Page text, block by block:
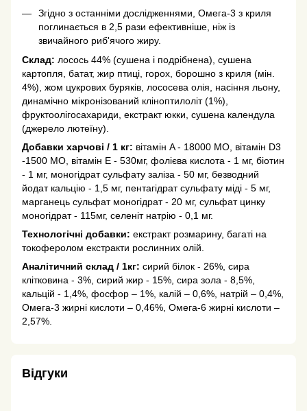
Згідно з останніми дослідженнями, Омега-3 з криля
поглинається в 2,5 рази ефективніше, ніж із
звичайного риб'ячого жиру.
Склад: лосось 44% (сушена і подрібнена), сушена
картопля, батат, жир птиці, горох, борошно з криля (мін.
4%), жом цукрових буряків, лососева олія, насіння льону,
динамічно мікронізований кліноптилоліт (1%),
фруктоолігосахариди, екстракт юкки, сушена календула
(джерело лютеїну).
Добавки харчові / 1 кг: вітамін A - 18000 МО, вітамін D3
-1500 МО, вітамін E - 530мг, фолієва кислота - 1 мг, біотин
- 1 мг, моногідрат сульфату заліза - 50 мг, безводний
йодат кальцію - 1,5 мг, пентагідрат сульфату міді - 5 мг,
марганець сульфат моногідрат - 20 мг, сульфат цинку
моногідрат - 115мг, селеніт натрію - 0,1 мг.
Технологічні добавки: екстракт розмарину, багаті на
токоферолом екстракти рослинних олій.
Аналітичний склад / 1кг: сирий білок - 26%, сира
клітковина - 3%, сирий жир - 15%, сира зола - 8,5%,
кальцій - 1,4%, фосфор – 1%, калій – 0,6%, натрій – 0,4%,
Омега-3 жирні кислоти – 0,46%, Омега-6 жирні кислоти –
2,57%.
Відгуки